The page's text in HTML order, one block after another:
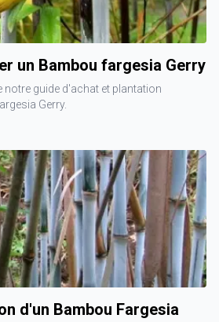
un Bambou fargesia Gerry
notre guide d'achat et plantation
Gerry.
d'un Bambou Fargesia